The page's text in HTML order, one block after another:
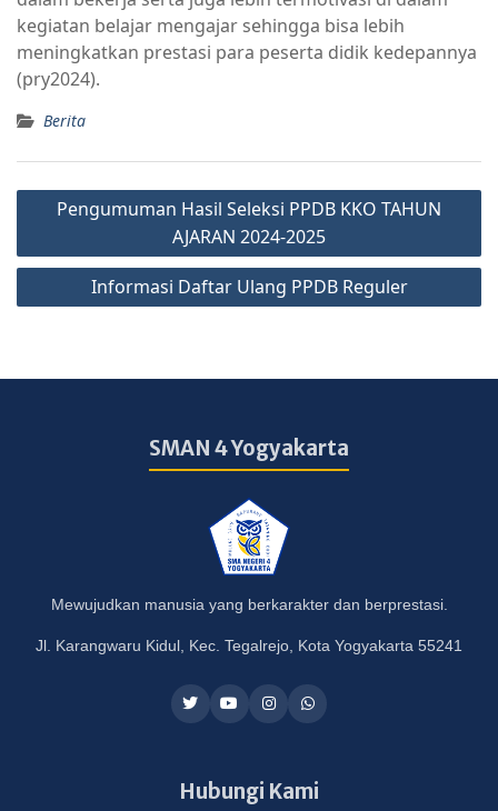
kegiatan belajar mengajar sehingga bisa lebih
meningkatkan prestasi para peserta didik kedepannya
(pry2024).
Berita
Pengumuman Hasil Seleksi PPDB KKO TAHUN
AJARAN 2024-2025
Informasi Daftar Ulang PPDB Reguler
SMAN 4 Yogyakarta
Mewujudkan manusia yang berkarakter dan berprestasi.
Jl. Karangwaru Kidul, Kec. Tegalrejo, Kota Yogyakarta 55241
Hubungi Kami